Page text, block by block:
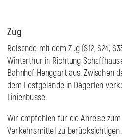
Zug
Reisende mit dem Zug (S12, S24,
Winterthur in Richtung
Bahnhof Henggart aus. Zwischen
dem Festgelände in Dägerlen
Linienbusse.
Wir empfehlen für die Anreise
Verkehrsmittel zu berücksichtigen.